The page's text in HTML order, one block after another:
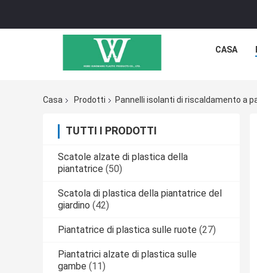
CASA
Casa Prodotti Pannelli isolanti di riscaldamento a
TUTTI I PRODOTTI
Scatole alzate di plastica della
piantatrice (50)
Scatola di plastica della piantatrice del
giardino (42)
Piantatrice di plastica sulle ruote (27)
Piantatrici alzate di plastica sulle
gambe (11)